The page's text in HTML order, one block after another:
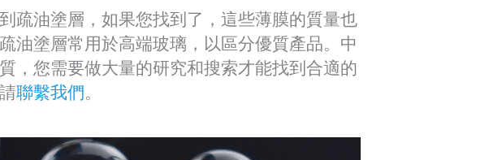
疏油塗層，如果您找到了，這些薄膜的質量也
油塗層常用於高端玻璃，以區分優質產品。中
，您需要做大量的研究和搜索才能找到合適的
聯繫我們。